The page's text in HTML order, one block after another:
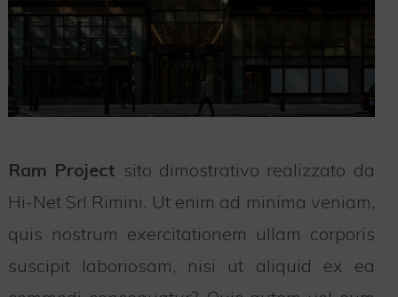
Ram Project sito dimostrativo realizzato da
Hi-Net Srl Rimini. Ut enim ad minima veniam,
quis nostrum exercitationem ullam corporis
suscipit laboriosam, nisi ut aliquid ex ea